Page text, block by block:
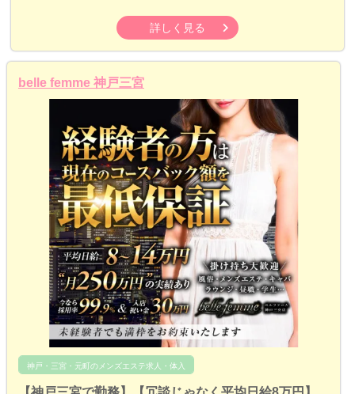
詳しく見る
belle femme 神戸三宮
神戸・三宮・元町のメンズエステ求人・体入
【神戸三宮で勤務】【冗談じゃなく平均日給8万円】